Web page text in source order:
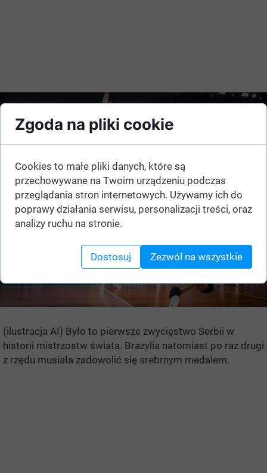
(ilustracja AI) Było to pierwsze zwycięstwo Serbii w
historii mistrzostw świata. Brazylia natomiast po raz drugi
z rzędu musiała zadowolić się srebrnym medalem.
Zgoda na pliki cookie
Cookies to małe pliki danych, które są
przechowywane na Twoim urządzeniu podczas
przeglądania stron internetowych. Używamy ich do
poprawy działania serwisu, personalizacji treści, oraz
analizy ruchu na stronie.
Dostosuj Zezwól na wszystkie